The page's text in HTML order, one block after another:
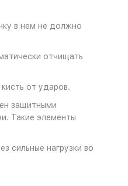
в нем не должно
отчищать
от ударов.
защитными
Такие элементы
сильные нагрузки во